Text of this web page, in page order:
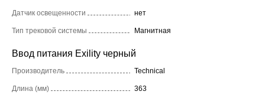
Датчик освещенности нет
Тип трековой системы Магнитная
Ввод питания Exility черный
Производитель Technical
Длина (мм) 363